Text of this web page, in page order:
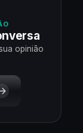
opinião